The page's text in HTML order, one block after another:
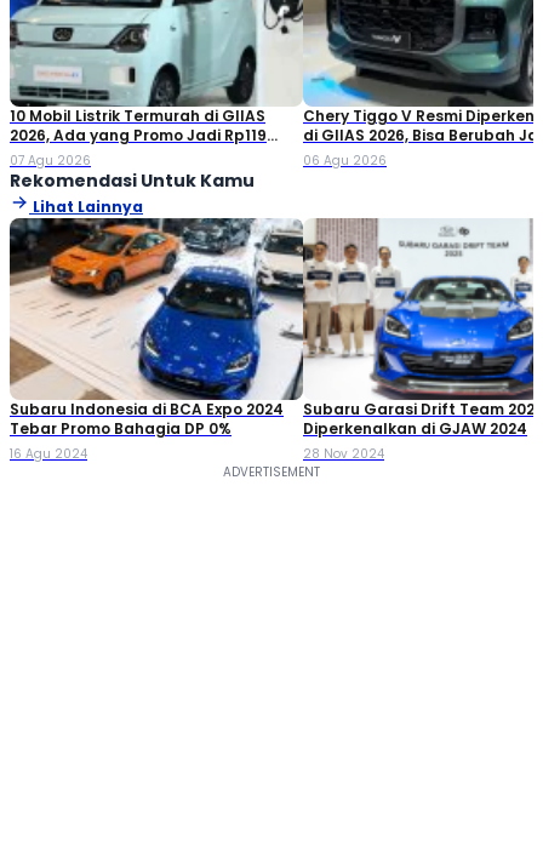
10 Mobil Listrik Termurah di GIIAS
2026, Ada yang Promo Jadi Rp119
Jutaan!
07 Agu 2026
Chery Tiggo V Resmi
di GIIAS 2026, Bisa Berubah
Double Cabin
06 Agu 2026
Rekomendasi Untuk Kamu
Lihat Lainnya
Subaru Indonesia di BCA Expo 2024
Tebar Promo Bahagia DP 0%
16 Agu 2024
Subaru Garasi Drift Team 2025
Diperkenalkan di GJAW 2024
28 Nov 2024